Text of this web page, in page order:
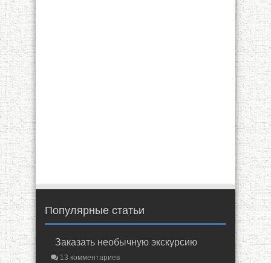
Популярные статьи
Заказать необычную экскурсию
13 комментариев